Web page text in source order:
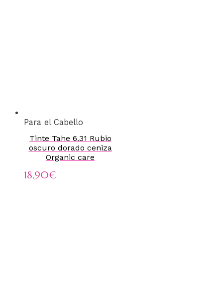
Para el Cabello
Tinte Tahe 6.31 Rubio
oscuro dorado ceniza
Organic care
18,90€